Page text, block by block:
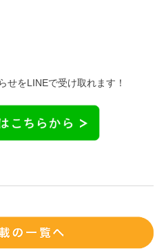
せをLINEで受け取れます！